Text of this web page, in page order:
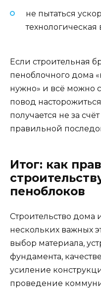
не пытаться
Если строительная
пеноблочного дома
нужно» и всё можно
повод
получается не за
правильной
Итог: как
пеноблоков
Строительство дома
нескольких важных
выбор материала,
фундамента,
усиление
проведение